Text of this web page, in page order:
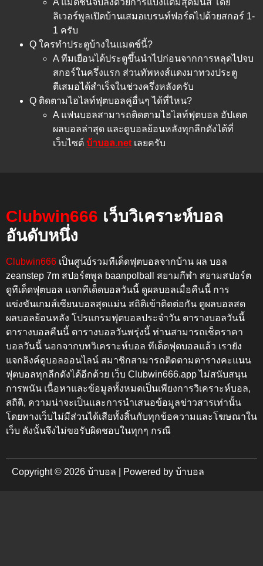
A แมตช์นี้จบลงด้วยการแบ่งแต้มสุดมันส์ โดย
ลิเวอร์พูลเปิดบ้านเสมอเบรนท์ฟอร์ดไปด้วยสกอร์ 1-
1 ครับ
Q ใครทำประตูบ้างในแมตช์นี้?
A ทีมเยือนได้ประตูขึ้นนำไปก่อนจากการหลุดไปจบ
สกอร์ในครึ่งแรก ส่วนทัพหงส์แดงมาทวงประตู
ตีเสมอได้สำเร็จในช่วงครึ่งหลังครับ
Q ติดตามไฮไลท์ฟุตบอลคู่อื่นๆ ได้ที่ไหน?
A แฟนบอลสามารถติดตามไฮไลท์ฟุตบอล อัปเดต
ผลบอลล่าสุด และดูบอลย้อนหลังทุกลีกดังได้ที่
เว็บไซต์ บ้าบอล.net เลยครับ
Clubwin666 เว็บวิเคราะห์บอล
อันดับหนึ่ง
Clubwin666 เป็นศูนย์รวมทีเด็ดฟุตบอลจากบ้าน ผล บอล
zeanstep 7m สปอร์ตพูล baanpolball สยามกีฬา สยามสปอร์ต
ดูทีเด็ดฟุตบอล แจกทีเด็ดบอลวันนี้ ดูผลบอลเมื่อคืนนี้ การ
แข่งขันเกมส์เซียนบอลสุดแม่น สถิติเข้าติดต่อกัน ดูผลบอลสด
ผลบอลย้อนหลัง โปรแกรมฟุตบอลประจำวัน ตารางบอลวันนี้
ตารางบอลคืนนี้ ตารางบอลวันพรุ่งนี้ ท่านสามารถเช็คราคา
บอลวันนี้ นอกจากบทวิเคราะห์บอล ทีเด็ดฟุตบอลแล้ว เรายัง
แจกลิงค์ดูบอลออนไลน์ สมาชิกสามารถติดตามตารางคะแนน
ฟุตบอลทุกลีกดังได้อีกด้วย เว็บ Clubwin666.app ไม่สนับสนุน
การพนัน เนื้อหาและข้อมูลทั้งหมดเป็นเพียงการวิเคราะห์บอล,
สถิติ, ความน่าจะเป็นและการนำเสนอข้อมูลข่าวสารเท่านั้น
โดยทางเว็บไม่มีส่วนได้เสียทั้งสิ้นกับทุกข้อความและโฆษณาใน
เว็บ ดังนั้นจึงไม่ขอรับผิดชอบในทุกๆ กรณี
Copyright © 2026 บ้าบอล | Powered by บ้าบอล